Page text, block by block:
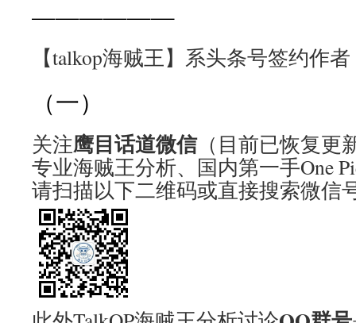
——————
【talkop海贼王】系头条号签约作者
（一）
关注鹰目话道微信（目前已恢复更
专业海贼王分析、国内第一手One
请扫描以下二维码或直接搜索微信